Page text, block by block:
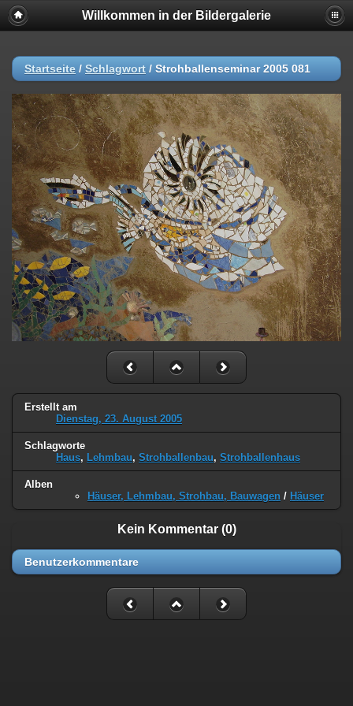
Willkommen in der Bildergalerie
Startseite / Schlagwort / Strohballenseminar 2005 081
Erstellt am
Dienstag, 23. August 2005
Schlagworte
Haus, Lehmbau, Strohballenbau, Strohballenhaus
Alben
Häuser, Lehmbau, Strohbau, Bauwagen / Häuser
Kein Kommentar (0)
Benutzerkommentare